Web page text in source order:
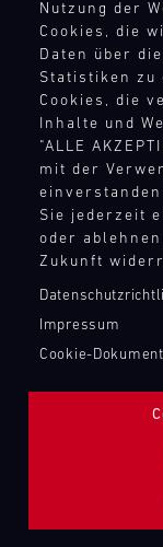
Nutzung der
Cookies, die
Daten über
Statistiken zu
Cookies, die
Inhalte und
"ALLE
mit der
Sie jederzeit
oder
Zukunft
Impressum
Cookie-
Bild